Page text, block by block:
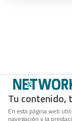
Tu contenido,
En esta página web
navegación y la